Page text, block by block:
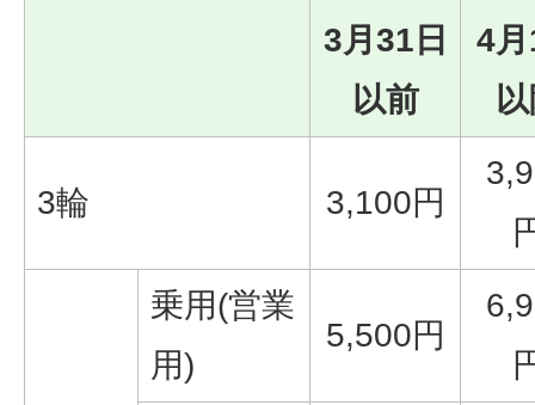
3月31日
以前
4
3輪 3,100円
乗用(営業
用)
5,500円